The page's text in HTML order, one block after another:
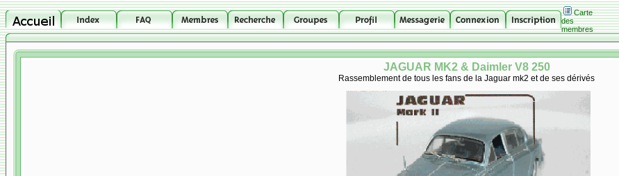
Carte
des
membres
JAGUAR MK2 & Daimler V8 250
Rassemblement de tous les fans de la Jaguar mk2 et de ses dérivés